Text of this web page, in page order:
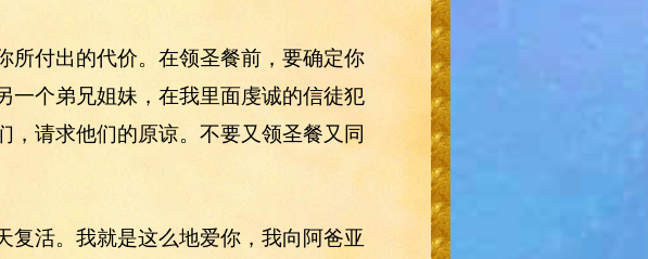
所付出的代价。在领圣餐前，要确定你
一个弟兄姐妹，在我里面虔诚的信徒犯
，请求他们的原谅。不要又领圣餐又同
复活。我就是这么地爱你，我向阿爸亚